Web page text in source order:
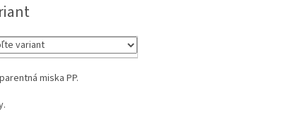
miska PP.